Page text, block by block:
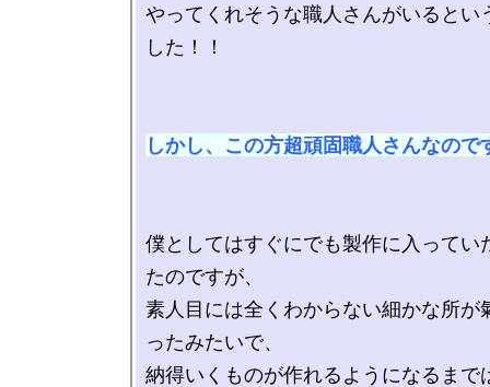
やってくれそうな職人さんがいるとい
した！！
しかし、この方超頑固職人さんなので
僕としてはすぐにでも製作に入ってい
たのですが、
素人目には全くわからない細かな所が
ったみたいで、
納得いくものが作れるようになるまで